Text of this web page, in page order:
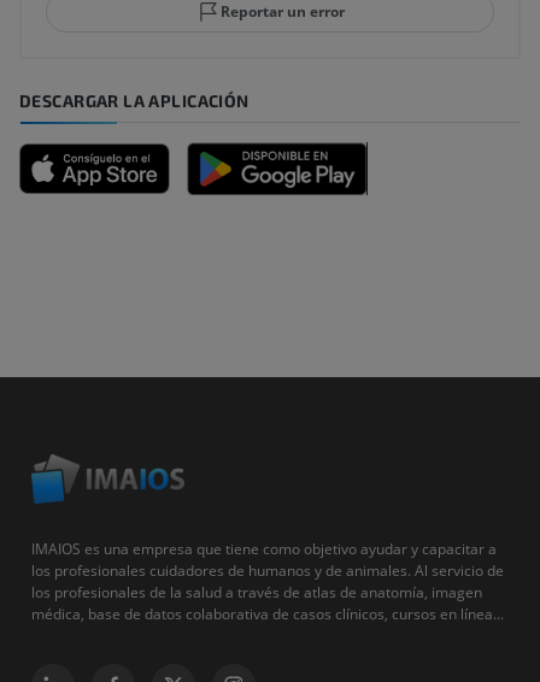
Reportar un error
DESCARGAR LA APLICACIÓN
IMAIOS es una empresa que tiene como objetivo ayudar y capacitar a
los profesionales cuidadores de humanos y de animales. Al servicio de
los profesionales de la salud a través de atlas de anatomía, imagen
médica, base de datos colaborativa de casos clínicos, cursos en línea...